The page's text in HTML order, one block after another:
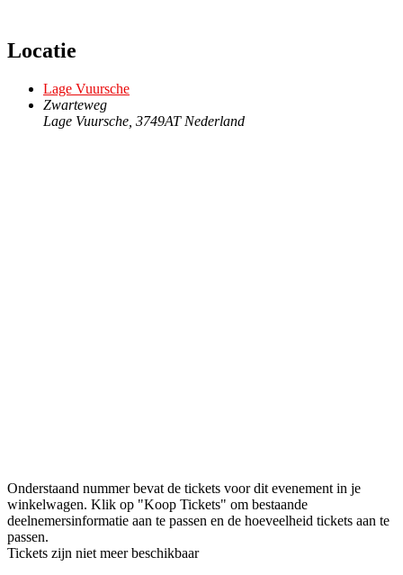
Locatie
Lage Vuursche
Zwarteweg
Lage Vuursche 3749AT Nederland
Onderstaand nummer bevat de tickets voor dit evenement in je
winkelwagen. Klik op "Koop Tickets" om bestaande
deelnemersinformatie aan te passen en de hoeveelheid tickets aan te
passen.
Tickets zijn niet meer beschikbaar